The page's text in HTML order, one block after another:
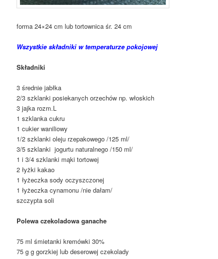
forma 24×24 cm lub tortownica śr. 24 cm
Wszystkie składniki w temperaturze pokojowej
Składniki
3 średnie jabłka
2/3 szklanki posiekanych orzechów np. włoskich
3 jajka rozm.L
1 szklanka cukru
1 cukier waniliowy
1/2 szklanki oleju rzepakowego /125 ml/
3/5 szklanki jogurtu naturalnego /150 ml/
1 i 3/4 szklanki mąki tortowej
2 łyżki kakao
1 łyżeczka sody oczyszczonej
1 łyżeczka cynamonu /nie dałam/
szczypta soli
Polewa czekoladowa ganache
75 ml śmietanki kremówki 30%
75 g g gorzkiej lub deserowej czekolady